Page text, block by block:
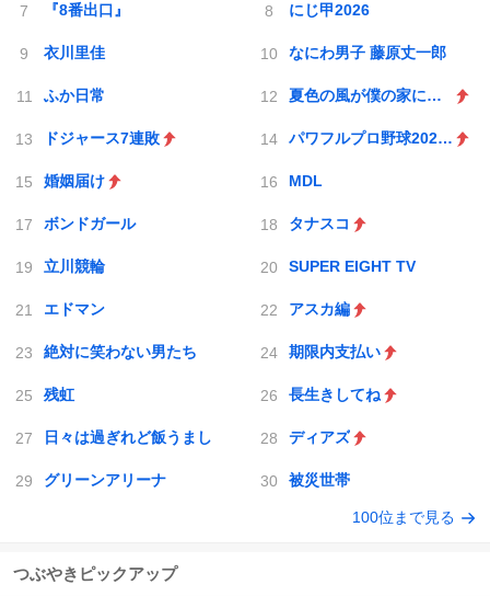
『8番出口』 にじ甲2026
衣川里佳 なにわ男子 藤原丈一郎
ふか日常 夏色の風が僕の家にやってきた
ドジャース7連敗 パワフルプロ野球2026-2027
婚姻届け MDL
ボンドガール タナスコ
立川競輪 SUPER EIGHT TV
エドマン アスカ編
絶対に笑わない男たち 期限内支払い
残虹 長生きしてね
日々は過ぎれど飯うまし ディアズ
グリーンアリーナ 被災世帯
100位まで見る
つぶやきピックアップ